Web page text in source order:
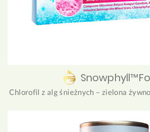
Chlorofil z alg śnieżnych – zielona